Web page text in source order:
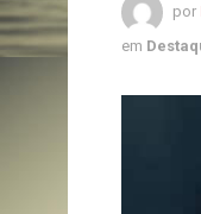
por
em